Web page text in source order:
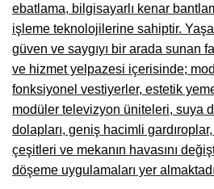
Mardin Mobilyacılar, Mağazaları,
Diyarbakır Mobilyacılar, Mobilya
Şanlıurfa Mobilyacılar, Mobilya
Trabzon Mobilyacılar, Mobilya
Erzurum Mobilyacılar, Mobilya
Afyon Mobilyacılar, Mobilya
ebatlama, bilgisayarlı kenar
işleme teknolojilerine sahiptir.
güven ve saygıyı bir arada sunan
ve hizmet yelpazesi içerisinde;
fonksiyonel vestiyerler, estetik
modüler televizyon üniteleri, suya
dolapları, geniş hacimli gardıroplar,
çeşitleri ve mekanın havasını
döşeme uygulamaları yer